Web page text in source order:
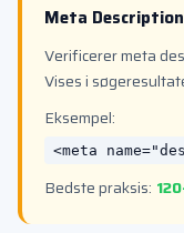
Meta Description
Verificerer meta
Vises i
Eksempel:
<meta
Bedste praksis: